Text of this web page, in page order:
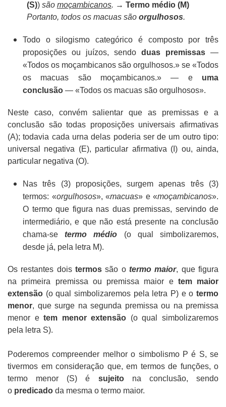
(S)) são moçambicanos. → Termo médio (M)
Portanto, todos os macuas são orgulhosos.
Todo o silogismo categórico é composto por três
proposições ou juízos, sendo duas premissas —
«Todos os moçambicanos são orgulhosos.» se «Todos
os macuas são moçambicanos.» — e uma
conclusão — «Todos os macuas são orgulhosos».
Neste caso, convém salientar que as premissas e a
conclusão são todas proposições universais afirmativas
(A); todavia cada urna delas poderia ser de um outro tipo:
universal negativa (E), particular afirmativa (I) ou, ainda,
particular negativa (O).
Nas três (3) proposições, surgem apenas três (3)
termos: «orgulhosos», «macuas» e «moçambicanos».
O termo que figura nas duas premissas, servindo de
intermediário, e que não está presente na conclusão
chama-setermo médio
(o qual simbolizaremos,
desde já, pela letra M).
Os restantes dois termos são o termo maior, que figura
na primeira premissa ou premissa maior e tem maior
extensão (o qual simbolizaremos pela letra P) e o termo
menor, que surge na segunda premissa ou na premissa
menor etem menor extensão (o qual simbolizaremos
pela letra S).
Poderemos compreender melhor o simbolismo P é S, se
tivermos em consideração que, em termos de funções, o
termo menor (S) é sujeitona conclusão, sendo
o predicado da mesma o termo maior.